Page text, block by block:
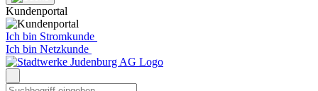
Kundenportal
Ich bin Stromkunde
Ich bin Netzkunde